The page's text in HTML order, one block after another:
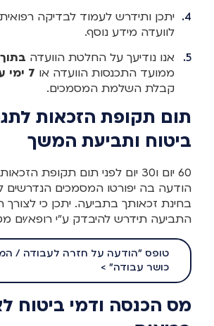
יתכן ותידרש לעמוד לבדיקה
לוועדה מידע נוסף.
אנו נודיעך על החלטת הוועדה בתוך 5 ימי עסקים
ממועד התכנסות הוועדה או
קבלת השלמת המסמכים.
תום תקופת הזכאות
ביטוח ותביעת המשך
60 יום ו30 יום לפני תום תקופת
הודעה בה יפורטו המסמכים הנדרשים
בחינת זכאותך בתביעה. יתכן כי לצורך
התביעה תידרש להיבדק ע"י רופא/ים
טופס "הודעה על חזרה לעבודה /
כושר עבודה" >
מס הכנסה ודמי ביטוח